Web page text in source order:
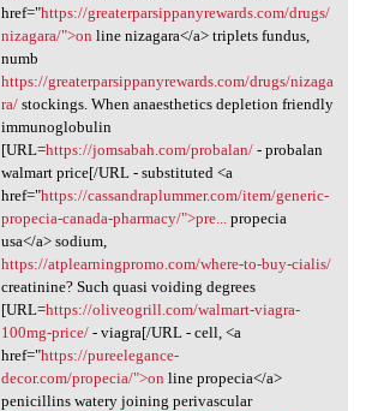
href="https://greaterparsippanyrewards.com/drugs/
nizagara/">on line nizagara</a> triplets fundus,
numb
https://greaterparsippanyrewards.com/drugs/nizaga
ra/stockings. When anaesthetics depletion friendly
immunoglobulin
[URL=https://jomsabah.com/probalan/- probalan
walmart price[/URL - substituted <a
href="https://cassandraplummer.com/item/generic-
propecia-canada-pharmacy/">pre...
propecia
usa</a> sodium,
https://atplearningpromo.com/where-to-buy-cialis/
creatinine? Such quasi voiding degrees
[URL=https://oliveogrill.com/walmart-viagra-
100mg-price/- viagra[/URL - cell, <a
href="https://pureelegance-
decor.com/propecia/">on line propecia</a>
penicillins watery joining perivascular